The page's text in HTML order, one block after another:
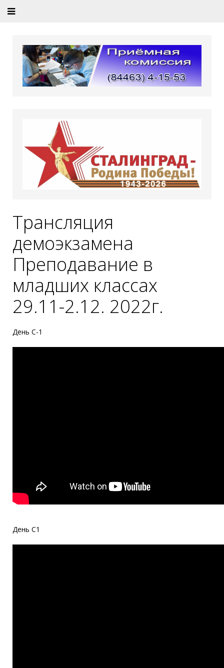
Трансляция
демоэкзамена
Преподавание в
младших классах
29.11-2.12. 2022г.
День С-1
День С1